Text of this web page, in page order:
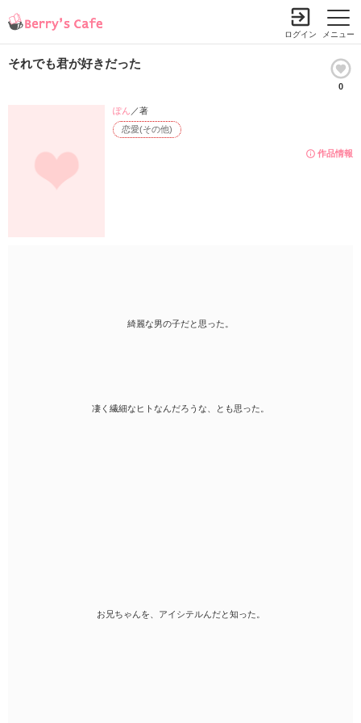
メニュー
ログイン
それでも君が好きだった
0
作品情報
恋愛(その他)
ぽん ／著
綺麗な男の子だと思った。
凄く繊細なヒトなんだろうな、とも思った。
お兄ちゃんを、アイシテルんだと知った。